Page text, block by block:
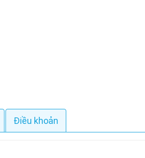
Điều khoản